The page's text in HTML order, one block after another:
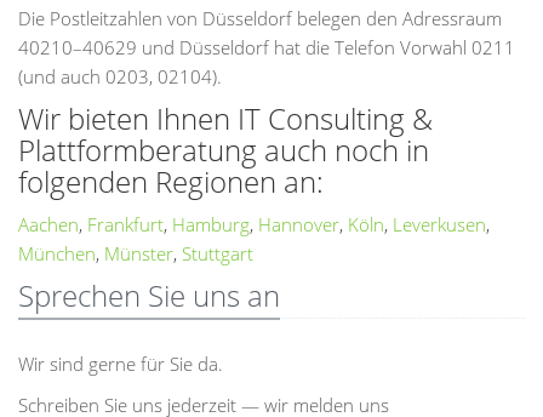
Die Postleitzahlen von Düsseldorf belegen den Adressraum
40210–40629 und Düsseldorf hat die Telefon Vorwahl 0211
(und auch 0203, 02104).
Wir bieten Ihnen IT Consulting &
Plattformberatung auch noch in
folgenden Regionen an:
Aachen, Frankfurt, Hamburg, Hannover, Köln, Leverkusen,
München, Münster, Stuttgart
Sprechen Sie uns an
Wir sind gerne für Sie da.
Schreiben Sie uns jederzeit — wir melden uns